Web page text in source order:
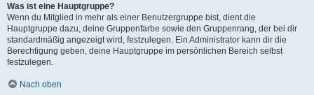
Was ist eine Hauptgruppe?
Wenn du Mitglied in mehr als einer Benutzergruppe bist, dient die
Hauptgruppe dazu, deine Gruppenfarbe sowie den Gruppenrang, der bei dir
standardmäßig angezeigt wird, festzulegen. Ein Administrator kann dir die
Berechtigung geben, deine Hauptgruppe im persönlichen Bereich selbst
festzulegen.
Nach oben